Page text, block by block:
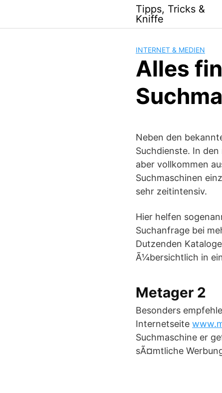
content
Tipps, Tricks &
Kniffe
INTERNET & MEDIEN
Alles
Neben den
Suchdienste. In
aber vollkommen
Suchmaschinen
sehr zeitintensiv.
Hier helfen
Suchanfrage bei
Dutzenden
Ã¼bersichtlich in
Metager 2
Besonders
Internetseite
Suchmaschine er
sÃ¤mtliche